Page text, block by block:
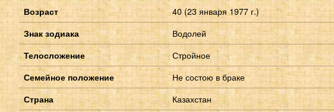
Возраст
40 (23 января 1977 г.)
Знак зодиака
Водолей
Телосложение
Стройное
Семейное положение
Не состою в браке
Страна
Казахстан